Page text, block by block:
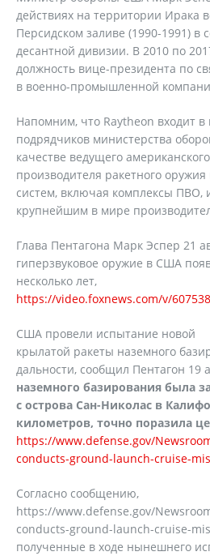
действиях на территории Ирака
Персидском заливе (1990-1991) в
десантной дивизии. В 2010 по
должность вице-президента по
в военно-промышленной
Напомним, что Raytheon входит
подрядчиков министерства
качестве ведущего
производителя ракетного
систем, включая комплексы ПВО,
крупнейшим в мире
Глава Пентагона Марк Эспер 21
гиперзвуковое оружие в США
несколько лет,
https://video.foxnews.com/v/
США провели испытание новой
крылатой ракеты наземного
дальности, сообщил Пентагон 19
наземного базирования была
с острова Сан-Николас в
километров, точно поразила
https://www.defense.gov/
conducts-ground-launch-cruise-
Согласно сообщению,
https://www.defense.gov/
conducts-ground-launch-cruise-
полученные в ходе нынешнего